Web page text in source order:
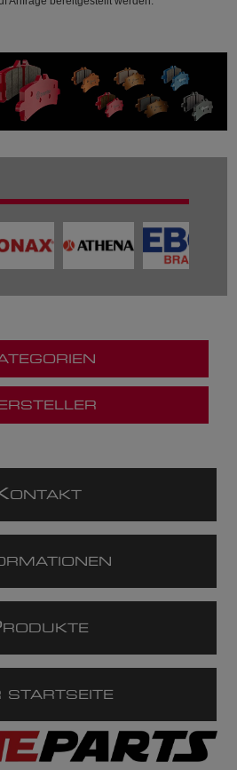
ERSTELLER
ONTAKT
RODUKTE
STARTSEITE